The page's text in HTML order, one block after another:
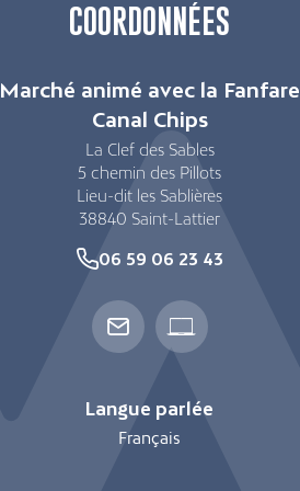
COORDONNÉES
Marché animé avec la Fanfare
Canal Chips
La Clef des Sables
5 chemin des Pillots
Lieu-dit les Sablières
38840 Saint-Lattier
06 59 06 23 43
Langue parlée
Français